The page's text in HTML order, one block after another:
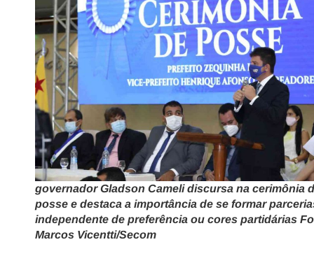
governador Gladson Cameli discursa na cerimônia
posse e destaca a importância de se formar
independente de preferência ou cores partidárias
Marcos Vicentti/Secom